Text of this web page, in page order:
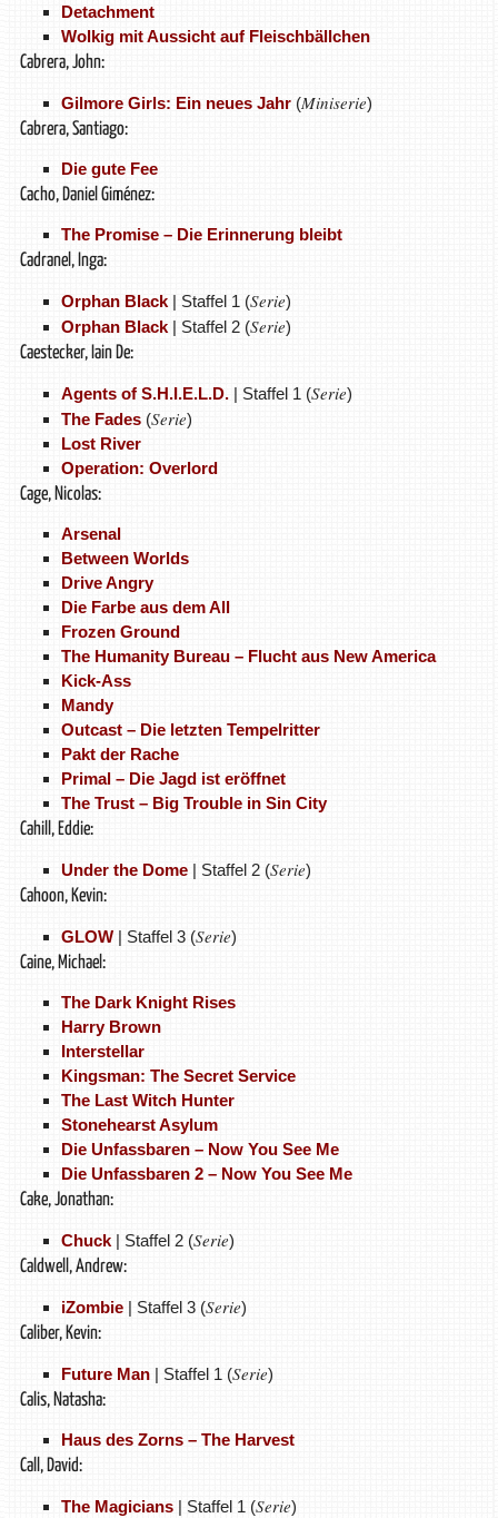
Detachment
Wolkig mit Aussicht auf Fleischbällchen
Cabrera, John:
Gilmore Girls: Ein neues Jahr (Miniserie)
Cabrera, Santiago:
Die gute Fee
Cacho, Daniel Giménez:
The Promise – Die Erinnerung bleibt
Cadranel, Inga:
Orphan Black | Staffel 1 (Serie)
Orphan Black | Staffel 2 (Serie)
Caestecker, Iain De:
Agents of S.H.I.E.L.D. | Staffel 1 (Serie)
The Fades (Serie)
Lost River
Operation: Overlord
Cage, Nicolas:
Arsenal
Between Worlds
Drive Angry
Die Farbe aus dem All
Frozen Ground
The Humanity Bureau – Flucht aus New America
Kick-Ass
Mandy
Outcast – Die letzten Tempelritter
Pakt der Rache
Primal – Die Jagd ist eröffnet
The Trust – Big Trouble in Sin City
Cahill, Eddie:
Under the Dome | Staffel 2 (Serie)
Cahoon, Kevin:
GLOW | Staffel 3 (Serie)
Caine, Michael:
The Dark Knight Rises
Harry Brown
Interstellar
Kingsman: The Secret Service
The Last Witch Hunter
Stonehearst Asylum
Die Unfassbaren – Now You See Me
Die Unfassbaren 2 – Now You See Me
Cake, Jonathan:
Chuck | Staffel 2 (Serie)
Caldwell, Andrew:
iZombie | Staffel 3 (Serie)
Caliber, Kevin:
Future Man | Staffel 1 (Serie)
Calis, Natasha:
Haus des Zorns – The Harvest
Call, David:
The Magicians | Staffel 1 (Serie)